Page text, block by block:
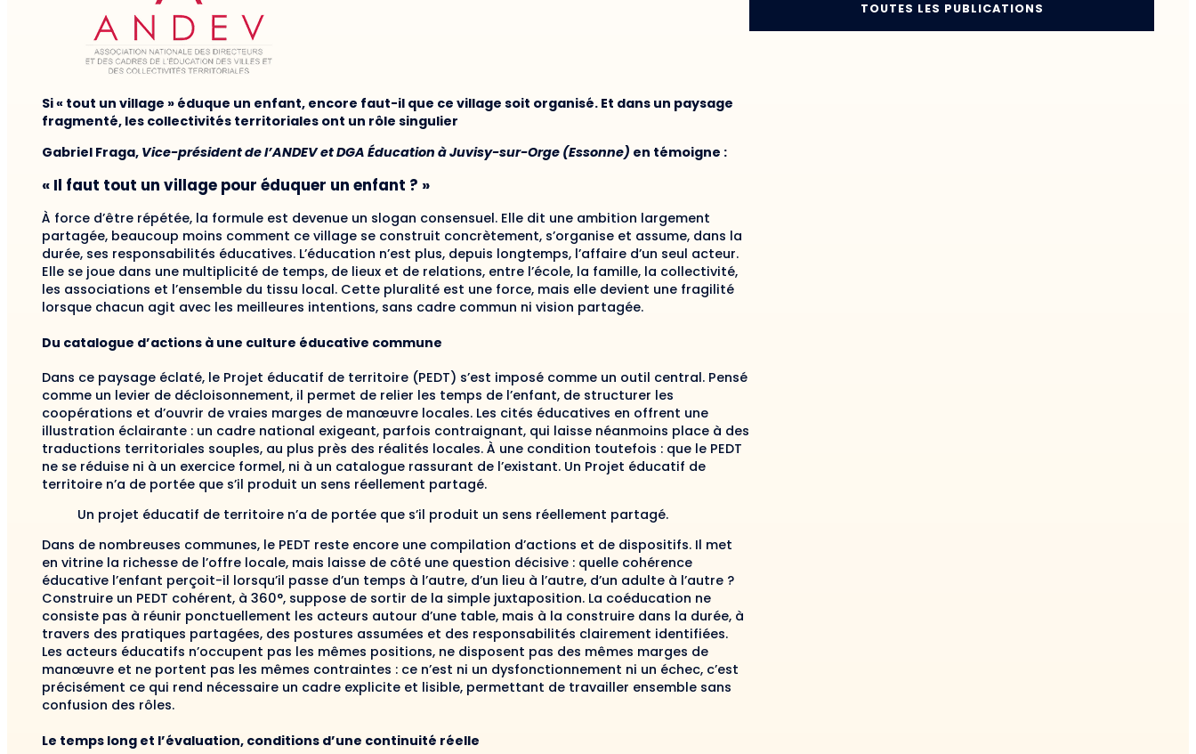
Si « tout un village » éduque un enfant, encore faut-il que ce village soit organisé. Et dans un paysage
fragmenté, les collectivités territoriales ont un rôle singulier
Gabriel Fraga, Vice-président de l’ANDEV et DGA Éducation à Juvisy-sur-Orge (Essonne) en témoigne :
« Il faut tout un village pour éduquer un enfant ? »
À force d’être répétée, la formule est devenue un slogan consensuel. Elle dit une ambition largement
partagée, beaucoup moins comment ce village se construit concrètement, s’organise et assume, dans la
durée, ses responsabilités éducatives. L’éducation n’est plus, depuis longtemps, l’affaire d’un seul acteur.
Elle se joue dans une multiplicité de temps, de lieux et de relations, entre l’école, la famille, la collectivité,
les associations et l’ensemble du tissu local. Cette pluralité est une force, mais elle devient une fragilité
lorsque chacun agit avec les meilleures intentions, sans cadre commun ni vision partagée.
Du catalogue d’actions à une culture éducative commune
Dans ce paysage éclaté, le Projet éducatif de territoire (PEDT) s’est imposé comme un outil central. Pensé
comme un levier de décloisonnement, il permet de relier les temps de l’enfant, de structurer les
coopérations et d’ouvrir de vraies marges de manœuvre locales. Les cités éducatives en offrent une
illustration éclairante : un cadre national exigeant, parfois contraignant, qui laisse néanmoins place à des
traductions territoriales souples, au plus près des réalités locales. À une condition toutefois : que le PEDT
ne se réduise ni à un exercice formel, ni à un catalogue rassurant de l’existant. Un Projet éducatif de
territoire n’a de portée que s’il produit un sens réellement partagé.
Un projet éducatif de territoire n’a de portée que s’il produit un sens réellement partagé.
Dans de nombreuses communes, le PEDT reste encore une compilation d’actions et de dispositifs. Il met
en vitrine la richesse de l’offre locale, mais laisse de côté une question décisive : quelle cohérence
éducative l’enfant perçoit-il lorsqu’il passe d’un temps à l’autre, d’un lieu à l’autre, d’un adulte à l’autre ?
Construire un PEDT cohérent, à 360°, suppose de sortir de la simple juxtaposition. La coéducation ne
consiste pas à réunir ponctuellement les acteurs autour d’une table, mais à la construire dans la durée, à
travers des pratiques partagées, des postures assumées et des responsabilités clairement identifiées.
Les acteurs éducatifs n’occupent pas les mêmes positions, ne disposent pas des mêmes marges de
manœuvre et ne portent pas les mêmes contraintes : ce n’est ni un dysfonctionnement ni un échec, c’est
précisément ce qui rend nécessaire un cadre explicite et lisible, permettant de travailler ensemble sans
confusion des rôles.
Le temps long et l’évaluation, conditions d’une continuité réelle
TOUTES LES PUBLICATIONS